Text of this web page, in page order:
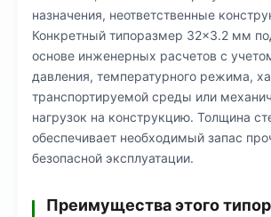
назначения, неответственные
Конкретный типоразмер 32×3.2 мм
основе инженерных расчетов с
давления, температурного режима,
транспортируемой среды или
нагрузок на конструкцию. Толщина
обеспечивает необходимый запас
безопасной эксплуатации.
Преимущества этого